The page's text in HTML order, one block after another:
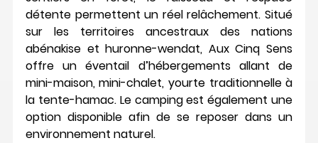
détente permettent un réel relâchement. Situé
sur les territoires ancestraux des nations
abénakise et huronne-wendat, Aux Cinq Sens
offre un éventail d’hébergements allant de
mini-maison, mini-chalet, yourte traditionnelle à
la tente-hamac. Le camping est également une
option disponible afin de se reposer dans un
environnement naturel.